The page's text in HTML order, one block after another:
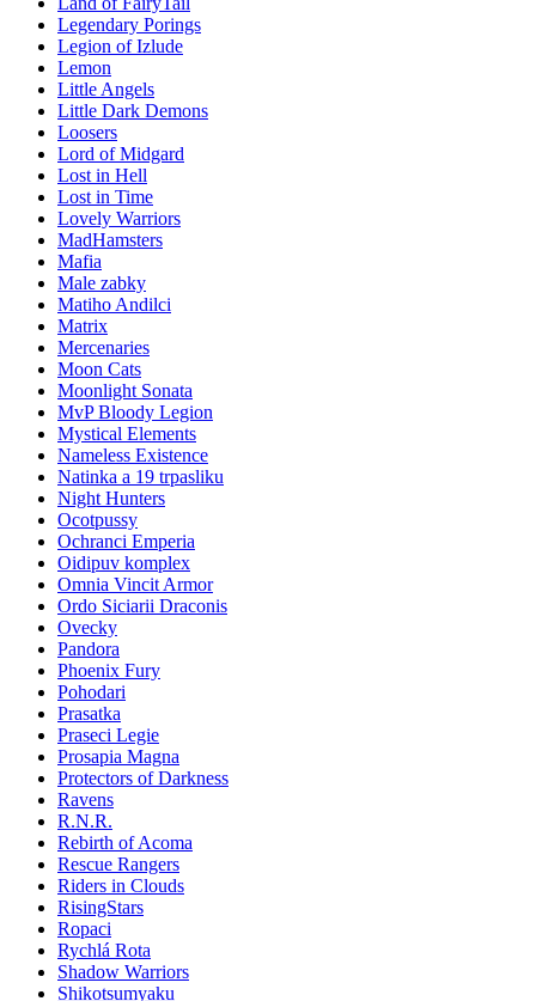
Legendary Porings
Legion of Izlude
Lemon
Little Angels
Little Dark Demons
Loosers
Lord of Midgard
Lost in Hell
Lost in Time
Lovely Warriors
MadHamsters
Mafia
Male zabky
Matiho Andilci
Matrix
Mercenaries
Moon Cats
Moonlight Sonata
MvP Bloody Legion
Mystical Elements
Nameless Existence
Natinka a 19 trpasliku
Night Hunters
Ocotpussy
Ochranci Emperia
Oidipuv komplex
Omnia Vincit Armor
Ordo Siciarii Draconis
Ovecky
Pandora
Phoenix Fury
Pohodari
Prasatka
Praseci Legie
Prosapia Magna
Protectors of Darkness
Ravens
R.N.R.
Rebirth of Acoma
Rescue Rangers
Riders in Clouds
RisingStars
Ropaci
Rychlá Rota
Shadow Warriors
Shikotsumyaku